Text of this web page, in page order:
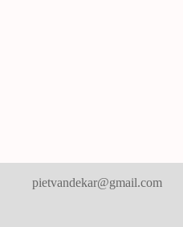
pietvandekar@gmail.com